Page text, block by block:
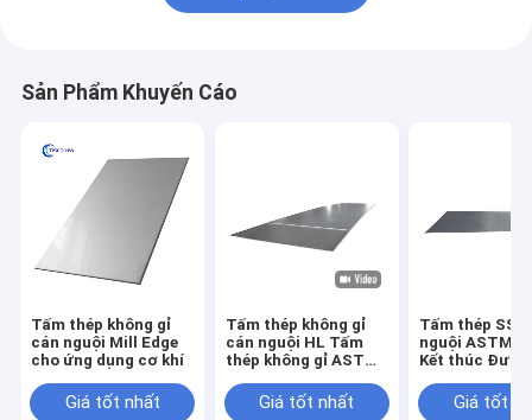
Sản Phẩm Khuyến Cáo
Tấm thép không gỉ
cán nguội Mill Edge
cho ứng dụng cơ khí
Giá tốt nhất
Tấm thép không gỉ
cán nguội HL Tấm
thép không gỉ ASTM
Giá tốt nhất
Tấm thép SS
nguội ASTM
Kết thúc
Giá tốt